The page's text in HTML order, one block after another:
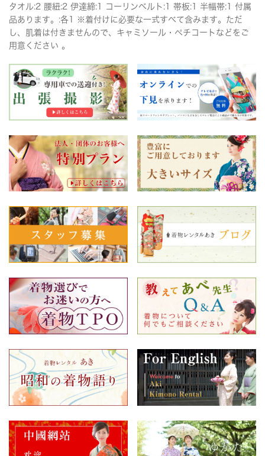
タオル:2 腰紐:2 伊達締:1 コーリンベルト:1 帯板:1 半幅帯:1 付属
品あります。:各1 ※着付けに必要な一式すべて含みます。ただ
し、肌着は付きませんので、キャミソール・ペチコートなどをご
用意ください 。